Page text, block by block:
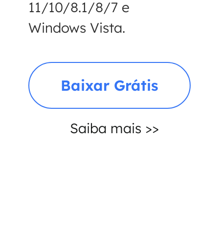
11/10/8.1/8/7 e
Windows Vista.
Baixar Grátis
Saiba mais >>